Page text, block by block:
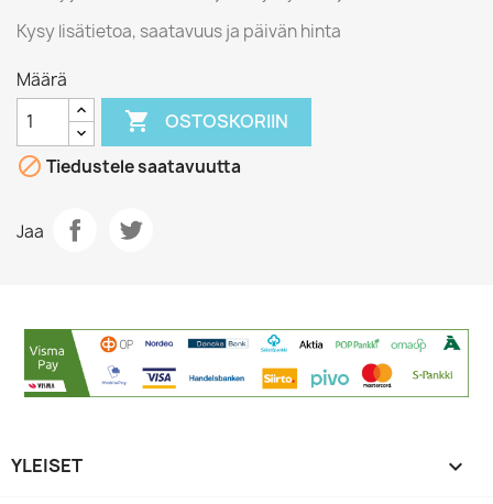
Kysy lisätietoa, saatavuus ja päivän hinta
Määrä
 OSTOSKORIIN
 Tiedustele saatavuutta
Jaa
YLEISET 